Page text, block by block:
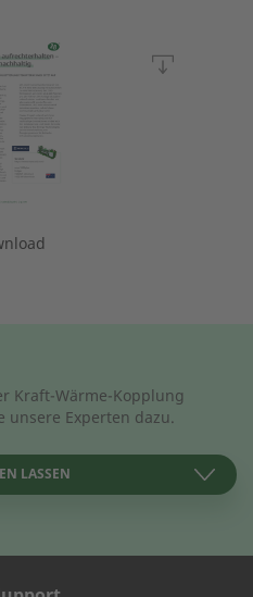
Kraft-Wärme-Kopplung
unsere Experten dazu.
LASSEN